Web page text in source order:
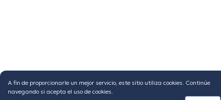
A fin de proporcionarle un mejor servicio, este sitio utiliza cookies. Continúe
navegando si acepta el uso de cookies.